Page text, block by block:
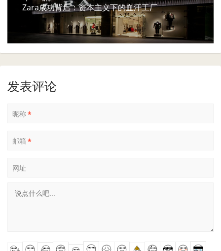
Zara成功背后：资本主义下的血汗工厂
发表评论
昵称*
邮箱 *
网址